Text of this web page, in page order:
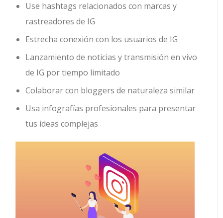
Use hashtags relacionados con marcas y
rastreadores de IG
Estrecha conexión con los usuarios de IG
Lanzamiento de noticias y transmisión en vivo
de IG por tiempo limitado
Colaborar con bloggers de naturaleza similar
Usa infografías profesionales para presentar
tus ideas complejas